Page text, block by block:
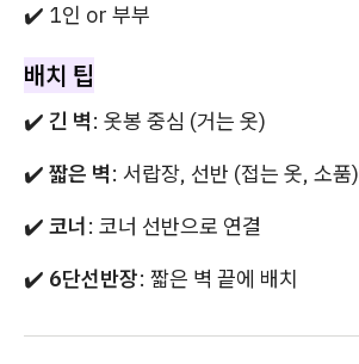
✔️ 1인 or 부부
배치 팁
✔️ 긴 벽: 옷봉 중심 (거는 옷)
✔️ 짧은 벽: 서랍장, 선반 (접는 옷, 소품)
✔️ 코너: 코너 선반으로 연결
✔️ 6단선반장: 짧은 벽 끝에 배치